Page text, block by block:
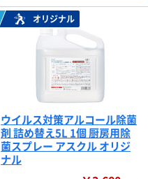
オリジナル
ウイルス対策アルコール除菌
剤 詰め替え5L 1個 厨房用除
菌スプレー アスクル オリジ
ナル